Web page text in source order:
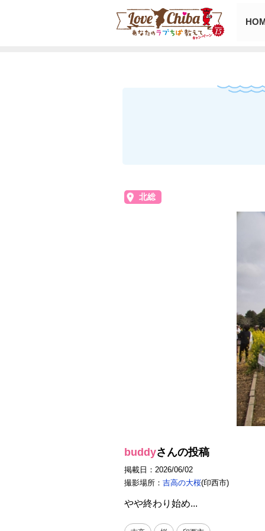
北総
buddyさんの投稿
掲載日：2026/06/02
撮影場所： 吉高の大桜(印西市)
やや終わり始め...